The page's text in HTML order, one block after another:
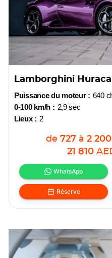
Lamborghini
Puissance du moteur : 640
0-100 km/h : 2,9 sec
Lieux : 2
de 727 à 2 200
21 810
WhatsApp
Réserve